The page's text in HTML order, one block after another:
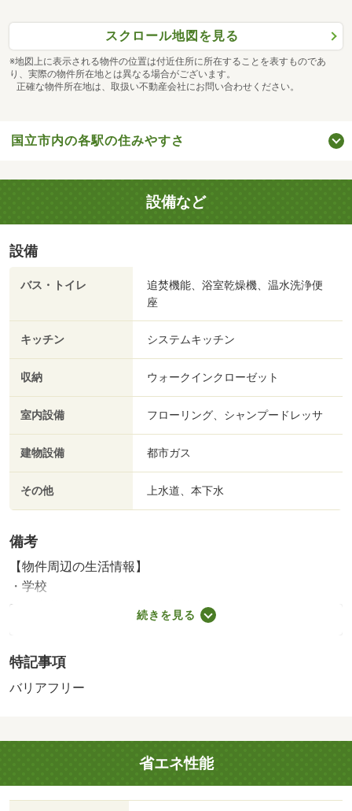
スクロール地図を見る
※地図上に表示される物件の位置は付近住所に所在することを表すものであ
り、実際の物件所在地とは異なる場合がございます。
正確な物件所在地は、取扱い不動産会社にお問い合わせください。
国立市内の各駅の住みやすさ
設備など
設備
バス・トイレ
追焚機能、浴室乾燥機、温水洗浄便
座
キッチン システムキッチン
収納 ウォークインクローゼット
室内設備 フローリング、シャンプードレッサ
建物設備 都市ガス
その他 上水道、本下水
備考
【物件周辺の生活情報】
・学校
第二小学校（300m）、第二中学校（1,000m）
建物面積に駐輪場部分５．９７ｍ２含む／販売価格には、
国土法届出：不要
述べ床面積：91.49m
続きを見る
特記事項
バリアフリー
省エネ性能